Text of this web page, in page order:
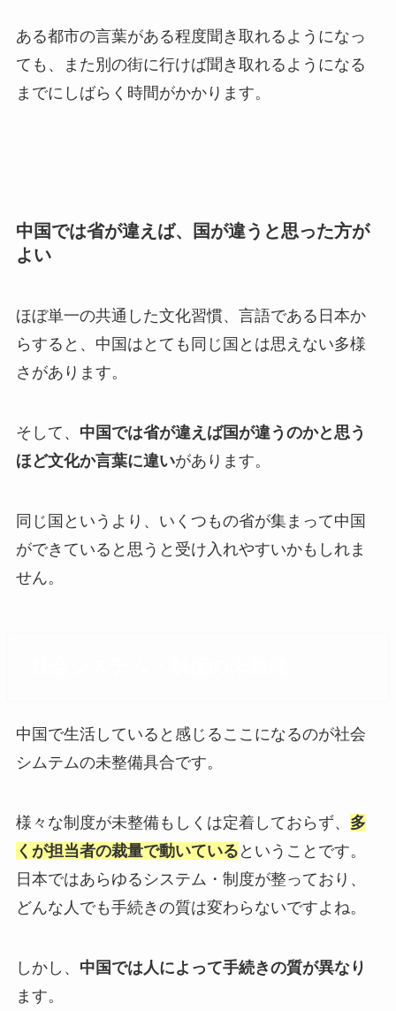
ある都市の言葉がある程度聞き取れるようになっ
ても、また別の街に行けば聞き取れるようになる
までにしばらく時間がかかります。
中国では省が違えば、国が違うと思った方が
よい
ほぼ単一の共通した文化習慣、言語である日本か
らすると、中国はとても同じ国とは思えない多様
さがあります。
そして、 中国では省が違えば国が違うのかと思う
ほど文化か言葉に違いがあります。
同じ国というより、いくつもの省が集まって中国
ができていると思うと受け入れやすいかもしれま
せん。
中国で生活していると感じるここになるのが社会
シムテムの未整備具合です。
様々な制度が未整備もしくは定着しておらず、 多
くが担当者の裁量で動いている ということです。
日本ではあらゆるシステム・制度が整っており、
どんな人でも手続きの質は変わらないですよね。
しかし、 中国では人によって手続きの質が異なり
ます。